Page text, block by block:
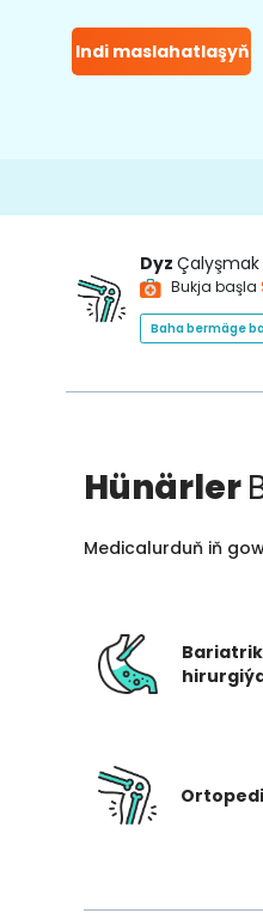
Indi maslahatlaşyň
Dyz Çalyşmak
Bukja başla
Baha bermäge
Hünärler
Medicalurduň iň